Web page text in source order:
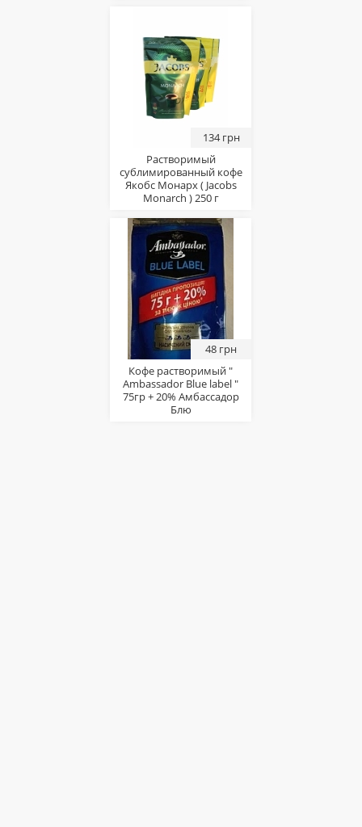
134 грн
Растворимый
сублимированный кофе
Якобс Монарх ( Jacobs
Monarch ) 250 г
48 грн
Кофе растворимый "
Ambassador Blue label "
75гр + 20% Амбассадор
Блю